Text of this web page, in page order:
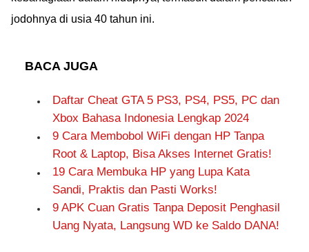
pribadimu dicuri
jodohnya di usia 40 tahun ini.
BACA JUGA
Daftar Cheat GTA 5 PS3, PS4, PS5, PC dan
Xbox Bahasa Indonesia Lengkap 2024
9 Cara Membobol WiFi dengan HP Tanpa
Root & Laptop, Bisa Akses Internet Gratis!
19 Cara Membuka HP yang Lupa Kata
Sandi, Praktis dan Pasti Works!
9 APK Cuan Gratis Tanpa Deposit Penghasil
Uang Nyata, Langsung WD ke Saldo DANA!